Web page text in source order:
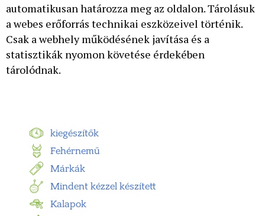
automatikusan határozza meg az oldalon. Tárolásuk
a webes erőforrás technikai eszközeivel történik.
Csak a webhely működésének javítása és a
statisztikák nyomon követése érdekében
tárolódnak.
kiegészítők
Fehérnemű
Márkák
Mindent kézzel készített
Kalapok